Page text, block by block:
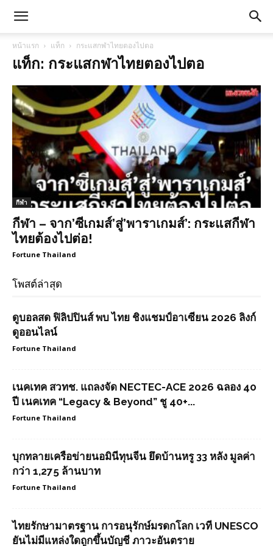
หน้าแรก แท็ก กระแสกฬาไทยตองไปตอ
แท็ก: กระแสกฬาไทยตองไปตอ
กีฬา
กีฬา – จาก’ซีเกมส์’สู่’พาราเกมส์’: กระแสกีฬา
ไทยต้องไปต่อ!
Fortune Thailand
โพสต์ล่าสุด
ดูบอลสด ฟิลิปปินส์ พบ ไทย ชิงแชมป์อาเซียน 2026 ลิงก์
ดูออนไลน์
Fortune Thailand
เนคเทค สวทช. แถลงจัด NECTEC-ACE 2026 ฉลอง 40
ปี เนคเทค “Legacy & Beyond” ชู 40+...
Fortune Thailand
บุกทลายเครือข่ายนอมินีทุนจีน ยึดบ้านหรู 33 หลัง มูลค่า
กว่า 1,275 ล้านบาท
Fortune Thailand
ไทยรักษามาตรฐาน การอนุรักษ์มรดกโลก เวที UNESCO
ยันไม่มีแหล่งใดถูกขึ้นบัญชี ภาวะอันตราย